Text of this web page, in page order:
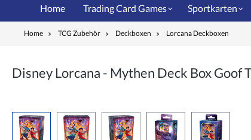
Home Trading Card Games Sportkarten
Home TCG Zubehör Deckboxen Lorcana Deckboxen
Disney Lorcana - Mythen Deck Box Goof
Bildergalerie überspringen